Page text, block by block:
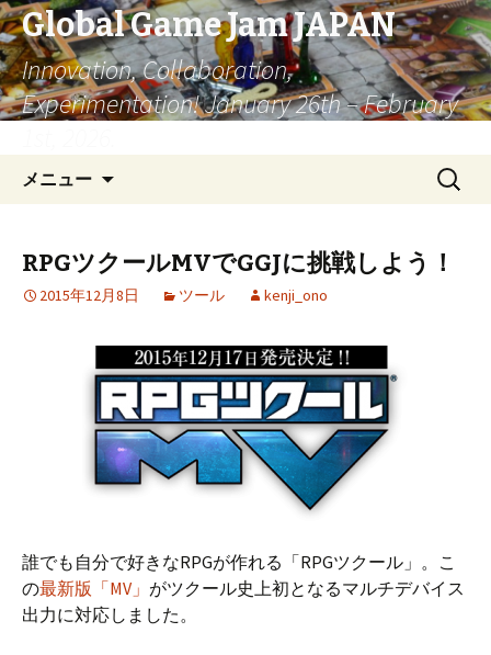
Global Game Jam JAPAN
Innovation, Collaboration,
Experimentation! January 26th – February
メニュー
ツ
へ
動
検
索:
RPGツクールMVでGGJに挑戦しよう！
2015年12月8日 ツール kenji_ono
誰でも自分で好きなRPGが作れる「RPGツクール」。こ
の最新版「MV」 がツクール史上初となるマルチデバイス
出力に対応しました。